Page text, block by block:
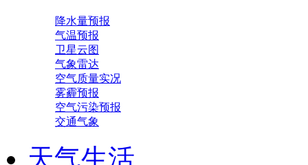
降水量预报
气温预报
卫星云图
气象雷达
空气质量实况
雾霾预报
空气污染预报
交通气象
天气生活